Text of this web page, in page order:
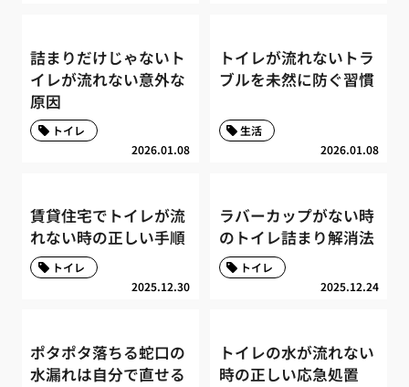
詰まりだけじゃないト
イレが流れない意外な
原因
2026.01.08
トイレ
トイレが流れないトラ
ブルを未然に防ぐ習慣
2026.01.08
生活
賃貸住宅でトイレが流
れない時の正しい手順
2025.12.30
トイレ
ラバーカップがない時
のトイレ詰まり解消法
2025.12.24
トイレ
ポタポタ落ちる蛇口の
水漏れは自分で直せる
トイレの水が流れない
時の正しい応急処置